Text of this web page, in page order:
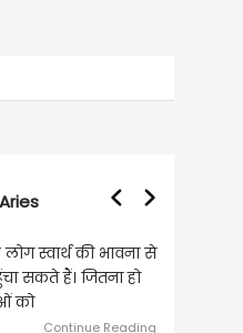
स्वार्थ की भावना से
सकते हैं। जितना हो
को
Continue Reading